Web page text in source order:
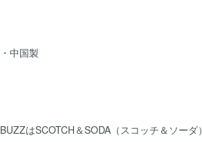
・中国製
BUZZはSCOTCH＆SODA（スコッチ＆ソーダ）